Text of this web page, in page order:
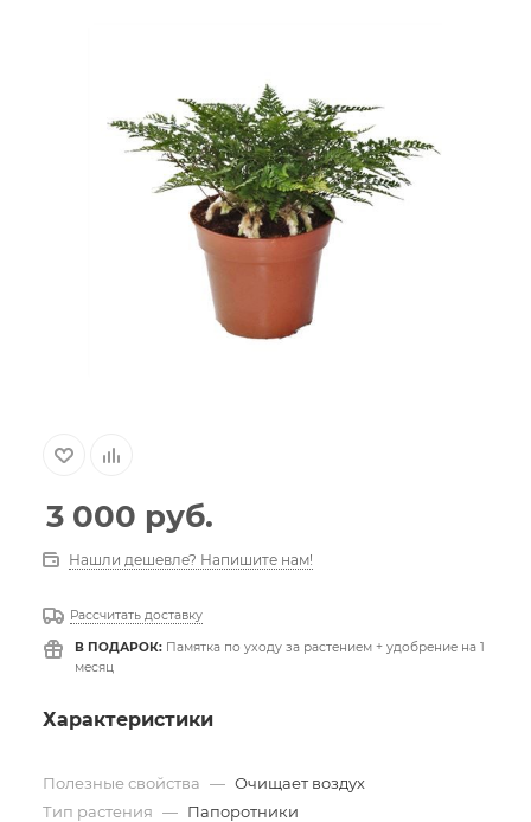
3 000 руб.
Нашли дешевле? Напишите нам!
Рассчитать доставку
В ПОДАРОК: Памятка по уходу за растением + удобрение на 1
месяц
Характеристики
Полезные свойства — Очищает воздух
Тип растения — Папоротники